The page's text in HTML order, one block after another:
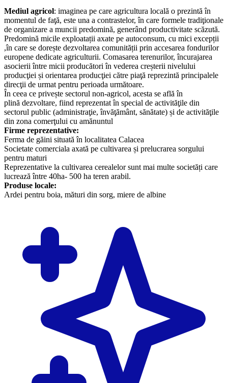
Mediul agricol: imaginea pe care agricultura locală o prezintă în
momentul de faţă, este una a contrastelor, în care formele tradiţionale
de organizare a muncii predomină, generând productivitate scăzută.
Predomină micile exploatații axate pe autoconsum, cu mici excepții
,în care se dorește dezvoltarea comunității prin accesarea fondurilor
europene dedicate agriculturii. Comasarea terenurilor, încurajarea
asocierii între micii producători în vederea creșterii nivelului
producţiei și orientarea producţiei către piaţă reprezintă principalele
direcţii de urmat pentru perioada următoare.
În ceea ce privește sectorul non-agricol, acesta se află în
plină dezvoltare, fiind reprezentat în special de activităţile din
sectorul public (administraţie, învăţământ, sănătate) și de activităţile
din zona comerţului cu amănuntul
Firme reprezentative:
Ferma de găini situată în localitatea Calacea
Societate comerciala axată pe cultivarea și prelucrarea sorgului
pentru maturi
Reprezentative la cultivarea cerealelor sunt mai multe societăți care
lucrează între 40ha- 500 ha teren arabil.
Produse locale:
Ardei pentru boia, mături din sorg, miere de albine